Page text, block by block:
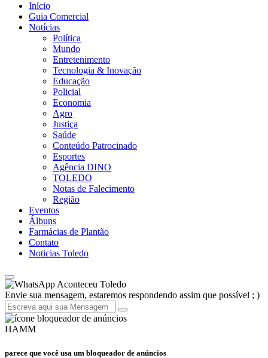
Início
Guia Comercial
Notícias
Política
Mundo
Entretenimento
Tecnologia & Inovação
Educação
Policial
Economia
Agro
Justiça
Saúde
Conteúdo Patrocinado
Esportes
Agência DINO
TOLEDO
Notas de Falecimento
Região
Eventos
Álbuns
Farmácias de Plantão
Contato
Noticias Toledo
Aconteceu Toledo
Envie sua mensagem, estaremos respondendo assim que possível ; )
HAMM
parece que você usa um bloqueador de anúncios